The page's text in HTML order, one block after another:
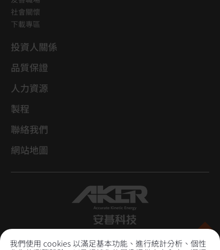
社會關懷
下載專區
投資人關係
品質保證
人力資源
製程
聯絡我們
網站地圖
安碁科技股份有限公司
我們使用 cookies 以滿足基本功能、進行統計分析、個性